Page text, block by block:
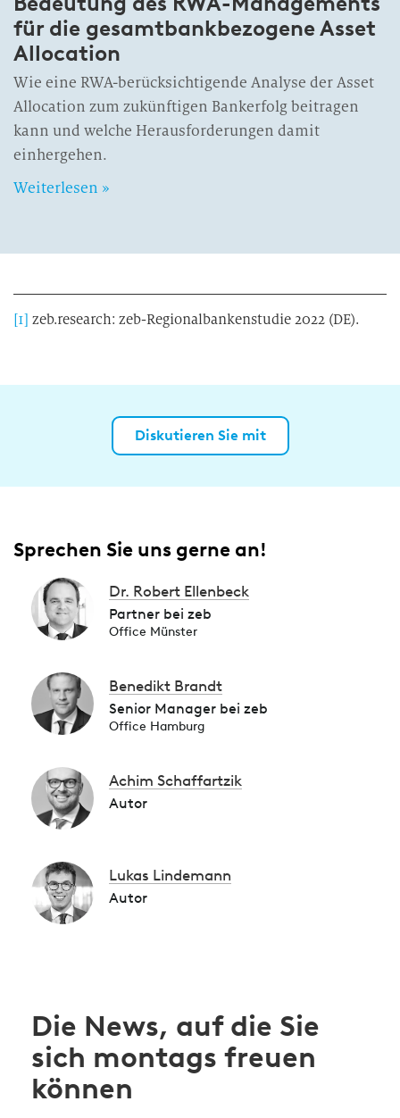
für die gesamtbankbezogene Asset
Allocation
Wie eine RWA-berücksichtigende Analyse der Asset
Allocation zum zukünftigen Bankerfolg beitragen
kann und welche Herausforderungen damit
einhergehen.
Weiterlesen »
[1] zeb.research: zeb-Regionalbankenstudie 2022 (DE).
Diskutieren Sie mit
Sprechen Sie uns gerne an!
Dr. Robert Ellenbeck
Partner bei zeb
Office Münster
Benedikt Brandt
Senior Manager bei zeb
Office Hamburg
Achim Schaffartzik
Autor
Lukas Lindemann
Autor
Die News, auf die Sie
sich montags freuen
können